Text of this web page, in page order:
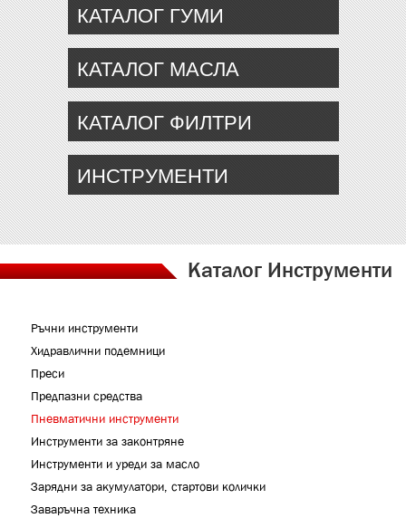
КАТАЛОГ ГУМИ
КАТАЛОГ МАСЛА
КАТАЛОГ ФИЛТРИ
ИНСТРУМЕНТИ
Каталог Инструменти
Ръчни инструменти
Хидравлични подемници
Преси
Предпазни средства
Пневматични инструменти
Инструменти за законтряне
Инструменти и уреди за масло
Зарядни за акумулатори, стартови колички
Заваръчна техника